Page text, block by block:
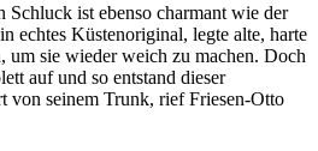
Schluck ist ebenso charmant wie der
echtes Küstenoriginal, legte alte, harte
sie wieder weich zu machen. Doch
auf und so entstand dieser
von seinem Trunk, rief Friesen-Otto